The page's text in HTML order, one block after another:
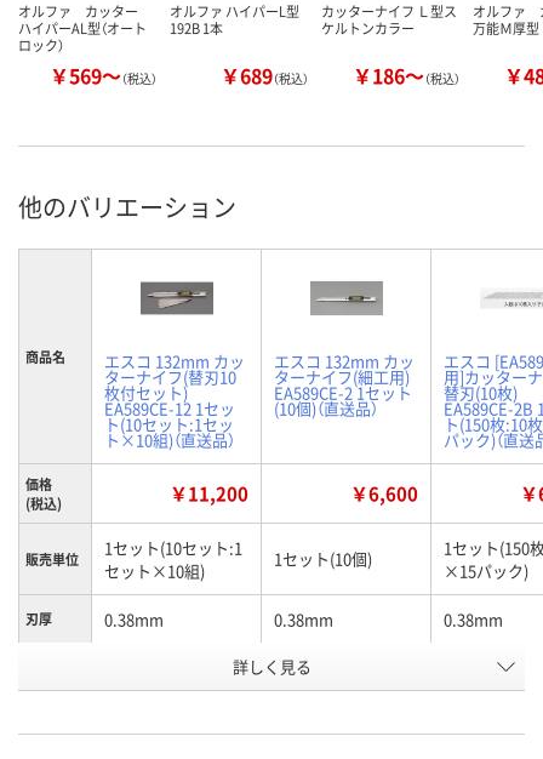
オルファ カッター
ハイパーAL型（オート
ロック）
￥569～（税込）
オルファ ハイパーL型
192B 1本
￥689（税込）
カッターナイフ Ｌ型ス
ケルトンカラー
￥186～（税込）
オルファ
万能Ｍ厚型
￥
他のバリエーション
商品名 エスコ 132mm カッ
ターナイフ(替刃10
枚付セット)
EA589CE-12 1セッ
ト(10セット:1セッ
ト×10組)（直送品）
エスコ 132mm カッ
ターナイフ(細工用)
EA589CE-2 1セット
(10個)（直送品）
エスコ
用]カッター
替刃(10枚)
EA589CE-2B
ト(150枚:10
パック)（直送
価格
(税込)
￥11,200 ￥6,600
販売単位
1セット(10セット:1
セット×10組)
1セット(10個)
1セット(150
×15パック)
刃厚 0.38mm 0.38mm 0.38mm
9mm
詳しく見る